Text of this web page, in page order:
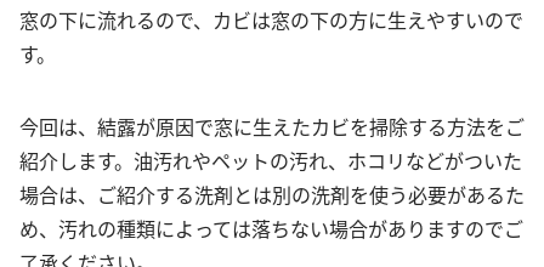
窓の下に流れるので、カビは窓の下の方に生えやすいので
す。
今回は、結露が原因で窓に生えたカビを掃除する方法をご
紹介します。油汚れやペットの汚れ、ホコリなどがついた
場合は、ご紹介する洗剤とは別の洗剤を使う必要があるた
め、汚れの種類によっては落ちない場合がありますのでご